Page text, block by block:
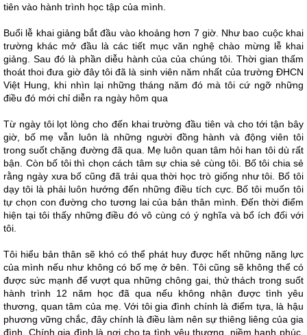
tiên vào hành trình học tập của mình.
Buổi lễ khai giảng bắt đầu vào khoảng hơn 7 giờ. Như bao cuộc khai
trường khác mở đầu là các tiết mục văn nghệ chào mừng lễ khai
giảng. Sau đó là phần diễu hành của của chúng tôi. Thời gian thấm
thoát thoi đưa giờ đây tôi đã là sinh viên năm nhất của trường ĐHCN
Việt Hung, khi nhìn lại những tháng năm đó mà tôi cứ ngỡ những
điều đó mới chỉ diễn ra ngày hôm qua
Từ ngày tôi lọt lòng cho đến khai trường đầu tiên và cho tới tận bây
giờ, bố mẹ vẫn luôn là những người đồng hành và động viên tôi
trong suốt chặng đường đã qua. Mẹ luôn quan tâm hỏi han tôi dù rất
bận. Còn bố tôi thì chọn cách tâm sự chia sẻ cùng tôi. Bố tôi chia sẻ
rằng ngày xưa bố cũng đã trải qua thời học trò giống như tôi. Bố tôi
dạy tôi là phải luôn hướng đến những điều tích cực. Bố tôi muốn tôi
tự chọn con đường cho tương lai của bản thân mình. Đến thời điểm
hiện tại tôi thấy những điều đó vô cùng có ý nghĩa và bổ ích đối với
tôi.
Tôi hiểu bản thân sẽ khó có thể phát huy được hết những năng lực
của mình nếu như không có bố mẹ ở bên. Tôi cũng sẽ không thể có
được sức mạnh để vượt qua những chông gai, thử thách trong suốt
hành trình 12 năm học đã qua nếu không nhận được tình yêu
thương, quan tâm của mẹ. Với tôi gia đình chính là điểm tựa, là hậu
phương vững chắc, đây chính là điều làm nên sự thiêng liêng của gia
đình. Chính gia đình là nơi cho ta tình yêu thương, niềm hạnh phúc.